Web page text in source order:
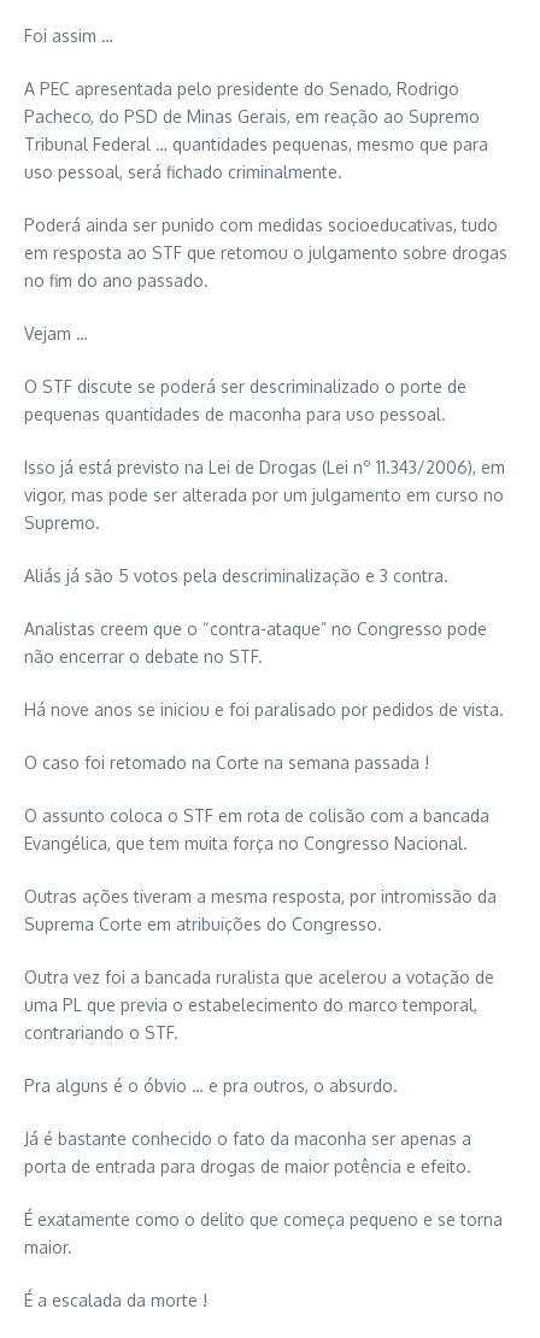
Foi assim …
A PEC apresentada pelo presidente do Senado, Rodrigo
Pacheco, do PSD de Minas Gerais, em reação ao Supremo
Tribunal Federal … quantidades pequenas, mesmo que para
uso pessoal, será fichado criminalmente.
Poderá ainda ser punido com medidas socioeducativas, tudo
em resposta ao STF que retomou o julgamento sobre drogas
no fim do ano passado.
Vejam …
O STF discute se poderá ser descriminalizado o porte de
pequenas quantidades de maconha para uso pessoal.
Isso já está previsto na Lei de Drogas (Lei nº 11.343/2006), em
vigor, mas pode ser alterada por um julgamento em curso no
Supremo.
Aliás já são 5 votos pela descriminalização e 3 contra.
Analistas creem que o “contra-ataque” no Congresso pode
não encerrar o debate no STF.
Há nove anos se iniciou e foi paralisado por pedidos de vista.
O caso foi retomado na Corte na semana passada !
O assunto coloca o STF em rota de colisão com a bancada
Evangélica, que tem muita força no Congresso Nacional.
Outras ações tiveram a mesma resposta, por intromissão da
Suprema Corte em atribuições do Congresso.
Outra vez foi a bancada ruralista que acelerou a votação de
uma PL que previa o estabelecimento do marco temporal,
contrariando o STF.
Pra alguns é o óbvio … e pra outros, o absurdo.
Já é bastante conhecido o fato da maconha ser apenas a
porta de entrada para drogas de maior potência e efeito.
É exatamente como o delito que começa pequeno e se torna
maior.
É a escalada da morte !